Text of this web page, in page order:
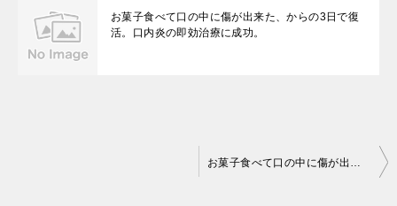
お菓子食べて口の中に傷が出来た、からの3日で復
活。口内炎の即効治療に成功。
お菓子食べて口の中に傷が出来た、からの3日で復活。口内炎の即効治療に成功。